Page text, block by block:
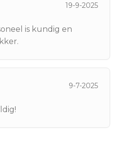
19-9-2025
is kundig en
9-7-2025